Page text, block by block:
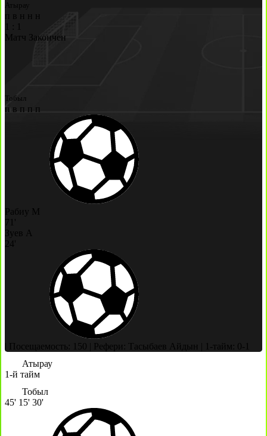
Атырау
п в н н
н
1
1
Матч Закончен
Тобыл
п в п п п
Рабиу М
71'
Зуев А
24'
Посещаемость: 150 Рефери: Тасыбаев Айдын
1-тайм: 0-1
Атырау
1-й тайм
Тобыл
45' 15' 30'